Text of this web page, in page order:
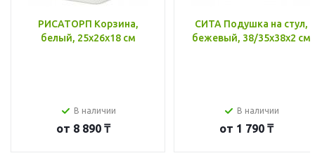
РИСАТОРП Корзина,
белый, 25x26x18 см
В наличии
от 8 890 ₸
СИТА Подушка на стул,
бежевый, 38/35x38x2 см
В наличии
от 1 790 ₸